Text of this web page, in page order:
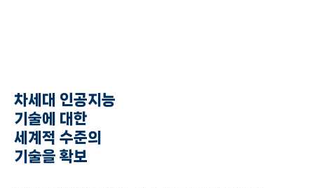
차세대 인공지능
기술에 대한
세계적 수준의
기술을 확보